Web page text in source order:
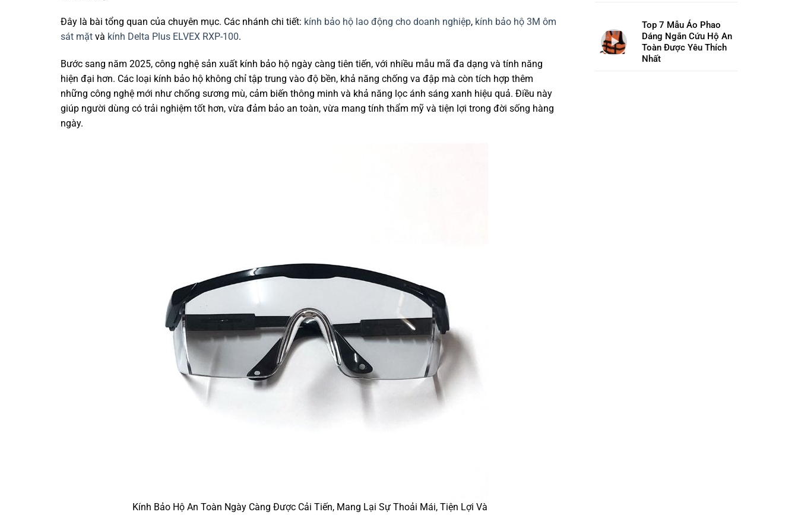
Đây là bài tổng quan của chuyên mục. Các nhánh chi tiết: kính bảo hộ lao động cho doanh nghiệp, kính bảo hộ 3M ôm
sát mặt và kính Delta Plus ELVEX RXP-100.
Bước sang năm 2025, công nghệ sản xuất kính bảo hộ ngày càng tiên tiến, với nhiều mẫu mã đa dạng và tính năng
hiện đại hơn. Các loại kính bảo hộ không chỉ tập trung vào độ bền, khả năng chống va đập mà còn tích hợp thêm
những công nghệ mới như chống sương mù, cảm biến thông minh và khả năng lọc ánh sáng xanh hiệu quả. Điều này
giúp người dùng có trải nghiệm tốt hơn, vừa đảm bảo an toàn, vừa mang tính thẩm mỹ và tiện lợi trong đời sống hàng
ngày.
Kính Bảo Hộ An Toàn Ngày Càng Được Cải Tiến, Mang Lại Sự Thoải Mái, Tiện Lợi Và
Top 7 Mẫu Áo Phao
Dáng Ngắn Cứu Hộ An
Toàn Được Yêu Thích
Nhất